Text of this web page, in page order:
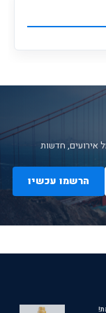
אירועים, חדשות
הרשמו עכשיו